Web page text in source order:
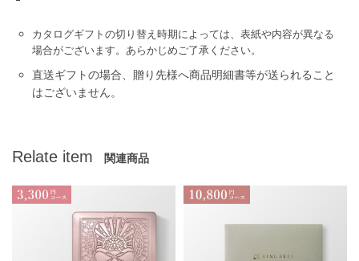
カタログギフトの切り替え時期によっては、表紙や内容が異なる
場合がございます。あらかじめご了承ください。
直送ギフトの場合、贈り先様へ商品明細書等が送られること
はございません。
Relate item 関連商品